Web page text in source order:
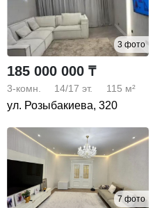
3 фото
185 000 000 ₸
3-комн. 14/17 эт. 115 м²
ул. Розыбакиева, 320
7 фото